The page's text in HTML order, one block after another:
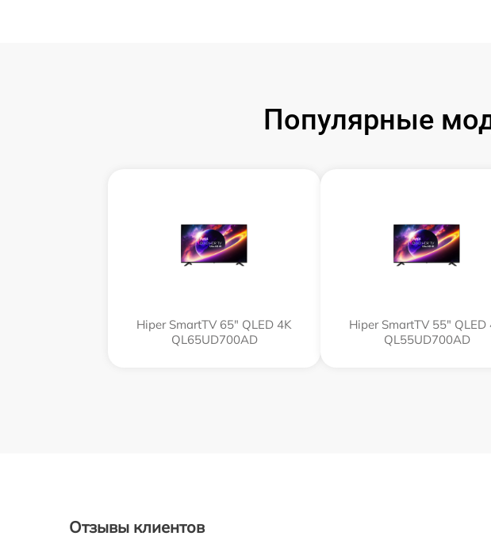
Популярные
Hiper SmartTV 65" QLED 4K
QL65UD700AD
Hiper SmartTV 55" QLED
QL55UD700AD
Отзывы клиентов